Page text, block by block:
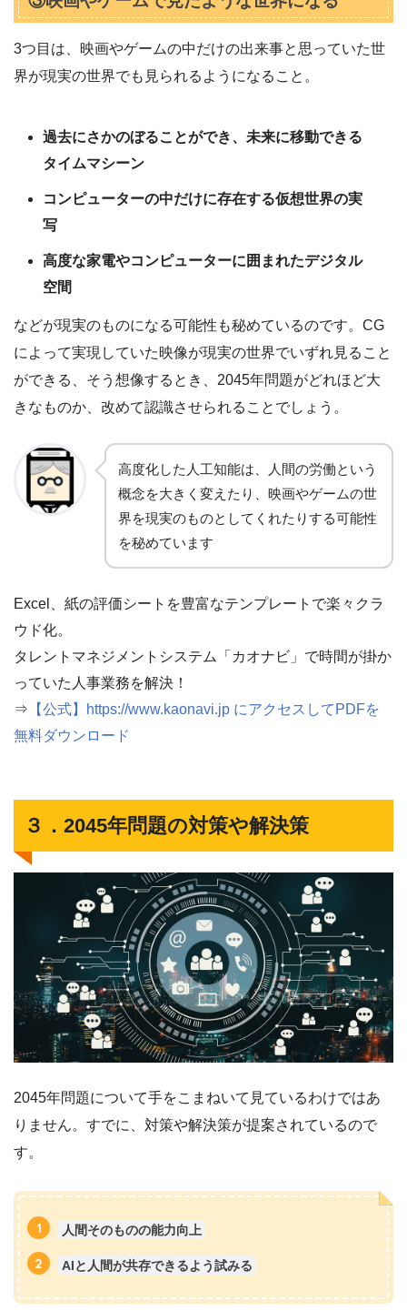
3つ目は、映画やゲームの中だけの出来事と思っていた世
界が現実の世界でも見られるようになること。
過去にさかのぼることができ、未来に移動できる
タイムマシーン
コンピューターの中だけに存在する仮想世界の実
写
高度な家電やコンピューターに囲まれたデジタル
空間
などが現実のものになる可能性も秘めているのです。CG
によって実現していた映像が現実の世界でいずれ見ること
ができる、そう想像するとき、2045年問題がどれほど大
きなものか、改めて認識させられることでしょう。
高度化した人工知能は、人間の労働という
概念を大きく変えたり、映画やゲームの世
界を現実のものとしてくれたりする可能性
を秘めています
Excel、紙の評価シートを豊富なテンプレートで楽々クラ
ウド化。
タレントマネジメントシステム「カオナビ」で時間が掛か
っていた人事業務を解決！
⇒ 【公式】https://www.kaonavi.jp にアクセスしてPDFを
無料ダウンロード
３．2045年問題の対策や解決策
2045年問題について手をこまねいて見ているわけではあ
りません。すでに、対策や解決策が提案されているので
す。
人間そのものの能力向上
AIと人間が共存できるよう試みる